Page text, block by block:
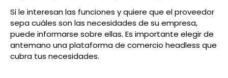
Si le interesan las funciones y quiere que el proveedor
sepa cuáles son las necesidades de su empresa,
puede informarse sobre ellas. Es importante elegir de
antemano una plataforma de comercio headless que
cubra tus necesidades.